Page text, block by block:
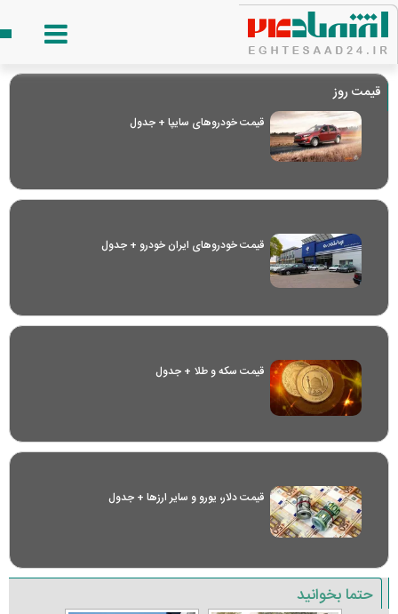
قیمت روز
قیمت خودرو‌های سایپا + جدول
قیمت خودرو‌های ایران خودرو + جدول
قیمت سکه و طلا + جدول
قیمت دلار، یورو و سایر ارز‌ها + جدول
حتما بخوانید